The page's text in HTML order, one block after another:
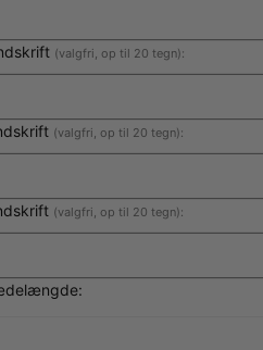
(valgfri, op til 20 tegn):
(valgfri, op til 20 tegn):
(valgfri, op til 20 tegn):